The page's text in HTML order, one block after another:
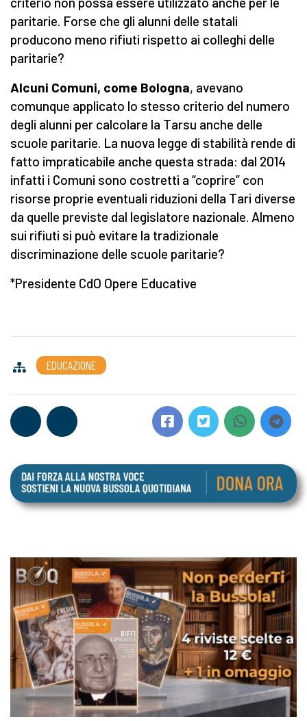
paritarie. Forse che gli alunni delle statali
producono meno rifiuti rispetto ai colleghi delle
paritarie?
Alcuni Comuni, come Bologna, avevano
comunque applicato lo stesso criterio del numero
degli alunni per calcolare la Tarsu anche delle
scuole paritarie. La nuova legge di stabilità rende di
fatto impraticabile anche questa strada: dal 2014
infatti i Comuni sono costretti a “coprire” con
risorse proprie eventuali riduzioni della Tari diverse
da quelle previste dal legislatore nazionale. Almeno
sui rifiuti si può evitare la tradizionale
discriminazione delle scuole paritarie?
*Presidente CdO Opere Educative
EDUCAZIONE